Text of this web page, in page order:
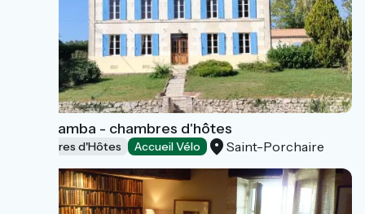
Villa Mamba - chambres d'hôtes
Chambres d'Hôtes Accueil Vélo Saint-Porchaire